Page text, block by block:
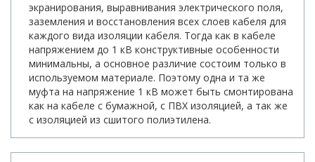
экранирования, выравнивания электрического поля,
заземления и восстановления всех слоев кабеля для
каждого вида изоляции кабеля. Тогда как в кабеле
напряжением до 1 кВ конструктивные особенности
минимальны, а основное различие состоим только в
используемом материале. Поэтому одна и та же
муфта на напряжение 1 кВ может быть смонтирована
как на кабеле с бумажной, с ПВХ изоляцией, а так же
с изоляцией из сшитого полиэтилена.